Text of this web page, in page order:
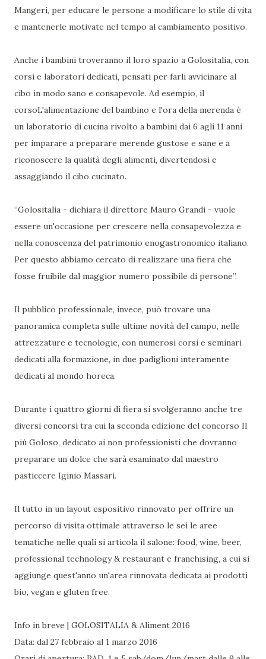
Mangeri, per educare le persone a modificare lo stile di vita
e mantenerle motivate nel tempo al cambiamento positivo.
Anche i bambini troveranno il loro spazio a Golositalia, con
corsi e laboratori dedicati, pensati per farli avvicinare al
cibo in modo sano e consapevole. Ad esempio, il
corsoL'alimentazione del bambino e l'ora della merenda è
un laboratorio di cucina rivolto a bambini dai 6 agli 11 anni
per imparare a preparare merende gustose e sane e a
riconoscere la qualità degli alimenti, divertendosi e
assaggiando il cibo cucinato.
“Golositalia - dichiara il direttore Mauro Grandi - vuole
essere un'occasione per crescere nella consapevolezza e
nella conoscenza del patrimonio enogastronomico italiano.
Per questo abbiamo cercato di realizzare una fiera che
fosse fruibile dal maggior numero possibile di persone”.
Il pubblico professionale, invece, può trovare una
panoramica completa sulle ultime novità del campo, nelle
attrezzature e tecnologie, con numerosi corsi e seminari
dedicati alla formazione, in due padiglioni interamente
dedicati al mondo horeca.
Durante i quattro giorni di fiera si svolgeranno anche tre
diversi concorsi tra cui la seconda edizione del concorso Il
più Goloso, dedicato ai non professionisti che dovranno
preparare un dolce che sarà esaminato dal maestro
pasticcere Iginio Massari.
Il tutto in un layout espositivo rinnovato per offrire un
percorso di visita ottimale attraverso le sei le aree
tematiche nelle quali si articola il salone: food, wine, beer,
professional technology & restaurant e franchising, a cui si
aggiunge quest'anno un'area rinnovata dedicata ai prodotti
bio, vegan e gluten free.
Info in breve | GOLOSITALIA & Aliment 2016
Data: dal 27 febbraio al 1 marzo 2016